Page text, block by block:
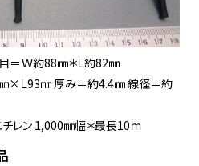
＝Ｗ約88㎜＊Ｌ約82㎜
㎜×Ｌ93㎜ 厚み＝約4.4㎜ 線径＝約
レン 1,000㎜幅＊最長10ｍ